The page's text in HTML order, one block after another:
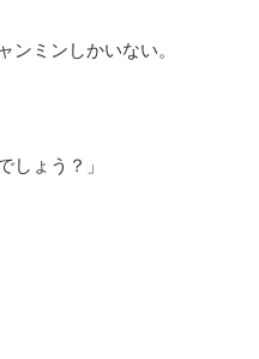
ンミンしかいない。
しょう？」